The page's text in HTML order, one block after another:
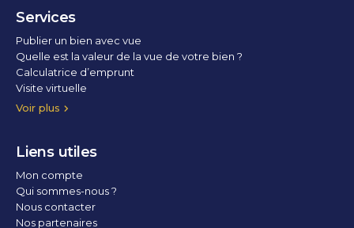
Services
Voir plus
Publier un bien avec vue
Quelle est la valeur de la vue de votre bien ?
Calculatrice d’emprunt
Visite virtuelle
Home staging
Liens utiles
Mon compte
Qui sommes-nous ?
Nous contacter
Nos partenaires